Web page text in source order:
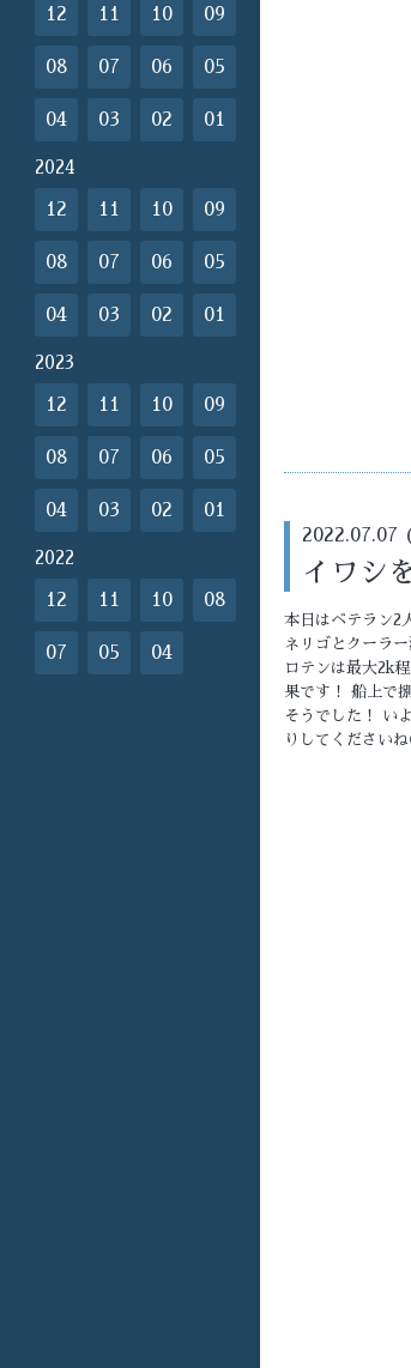
イワシ
本日はベテラン2
ネリゴとクーラ
ロテンは最大2k
果です！ 船上で
そうでした！ い
りしてください
12 11 10 09
08 07 06 05
04 03 02 01
2024
12 11 10 09
08 07 06 05
04 03 02 01
2023
12 11 10 09
08 07 06 05
04 03 02 01
2022
12 11 10 08
07 05 04